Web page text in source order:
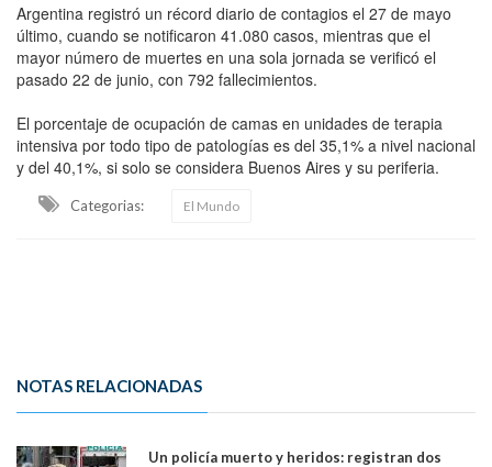
Argentina registró un récord diario de contagios el 27 de mayo
último, cuando se notificaron 41.080 casos, mientras que el
mayor número de muertes en una sola jornada se verificó el
pasado 22 de junio, con 792 fallecimientos.
El porcentaje de ocupación de camas en unidades de terapia
intensiva por todo tipo de patologías es del 35,1% a nivel nacional
y del 40,1%, si solo se considera Buenos Aires y su periferia.
Categorias: El Mundo
NOTAS RELACIONADAS
Un policía muerto y heridos: registran dos